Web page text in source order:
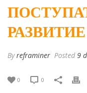
Byreframiner Posted 9
0 0